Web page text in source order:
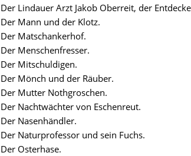
Der Lindauer Arzt Jakob Oberreit, der
Der Mann und der Klotz.
Der Matschankerhof.
Der Menschenfresser.
Der Mitschuldigen.
Der Mönch und der Räuber.
Der Mutter Nothgroschen.
Der Nachtwächter von Eschenreut.
Der Nasenhändler.
Der Naturprofessor und sein Fuchs.
Der Osterhase.